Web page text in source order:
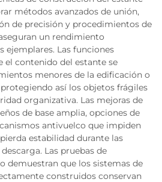
métodos avanzados de unión,
de precisión y procedimientos de
un rendimiento
ejemplares. Las funciones
el contenido del estante se
menores de la edificación o
así los objetos frágiles
organizativa. Las mejoras de
de base amplia, opciones de
antivuelco que impiden
estabilidad durante las
Las pruebas de
demuestran que los sistemas de
construidos conservan